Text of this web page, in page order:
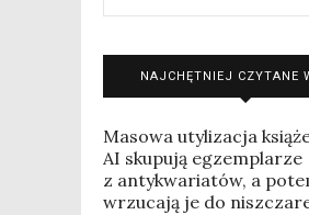
NAJCHĘTNIEJ CZYTANE
Masowa utylizacja
AI skupują egzemplarze
z antykwariatów, a
wrzucają je do